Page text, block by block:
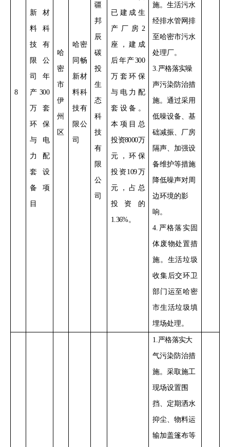
8
新材
料科
技有
限公
司年
产 300
万套
环保
与电
力配
套设
备项
目
哈
密
市
伊
州
区
哈密
同畅
新材
料科
技有
限公
司
疆
邦
辰
碳
投
生
态
科
技
有
限
公
司
已建成生
产厂房 2
座，建成
后年产300
万套环保
与电力配
套设备。
本项目总
投资8000万
元，环保
投资 109万
元，占 总
投资的
1.36%。
施。生活污水
经排水管网排
至哈密市污水
处理厂。
3.严格落实噪
声污染防治措
施。通过采用
低噪设备、基
础减振、厂房
隔声、加强设
备维护等措施
降低噪声对周
边环境的影
响。
4. 严格落实 固
体废物处置措
施。生活垃圾
收集后交环卫
部门运至哈密
市生活垃圾填
埋场处理。
1.严格落实大
气污染防治措
施。采取施工
现场设置围
挡、定期洒水
抑尘、物料运
输加盖篷布等